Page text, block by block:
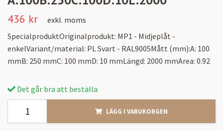
436 kr
exkl. moms
SpecialproduktOriginalprodukt: MP1 - Midjeplåt -
enkelVariant/material: PL Svart - RAL9005Mått (mm):A: 100
mmB: 250 mmC: 100 mmD: 10 mmLängd: 2000 mmArea: 0.92
Det går bra att beställa
LÄGG I VARUKORGEN